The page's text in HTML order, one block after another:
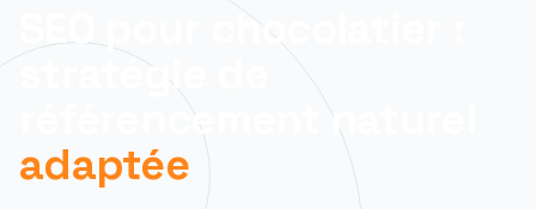
SEO pour chocolatier :
stratégie de
référencement naturel
adaptée